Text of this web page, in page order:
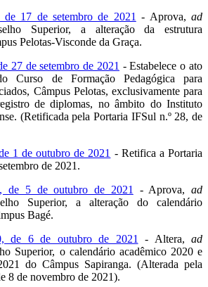
17 de setembro de 2021 - Aprova, ad
Superior, a alteração da estrutura
Pelotas-Visconde da Graça.
27 de setembro de 2021 - Estabelece o ato
Curso de Formação Pedagógica para
Câmpus Pelotas, exclusivamente para
de diplomas, no âmbito do Instituto
(Retificada pela Portaria IFSul n.º 28, de
1 de outubro de 2021 - Retifica a Portaria
de 2021.
de 5 de outubro de 2021
- Aprova, ad
Superior, a alteração do calendário
Bagé.
de 6 de outubro de 2021
- Altera, ad
Superior, o calendário acadêmico 2020 e
do Câmpus Sapiranga. (Alterada pela
8 de novembro de 2021).